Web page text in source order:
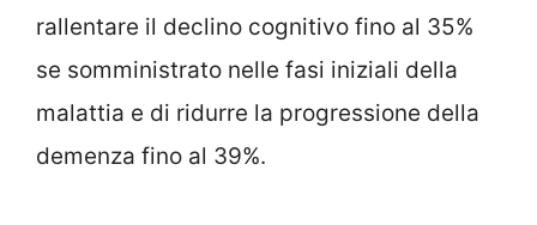
rallentare il declino cognitivo fino al 35%
se somministrato nelle fasi iniziali della
malattia e di ridurre la progressione della
demenza fino al 39%.